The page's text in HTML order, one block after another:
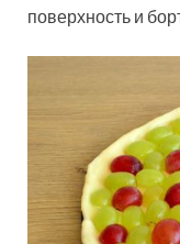
поверхность и